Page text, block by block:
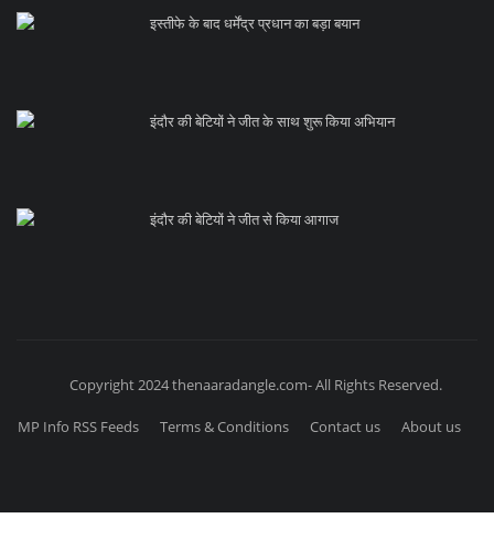
इस्तीफे के बाद धर्मेंद्र प्रधान का बड़ा बयान
इंदौर की बेटियों ने जीत के साथ शुरू किया अभियान
इंदौर की बेटियों ने जीत से किया आगाज
Copyright 2024 thenaaradangle.com- All Rights Reserved.
MP Info RSS Feeds Terms & Conditions Contact us About us